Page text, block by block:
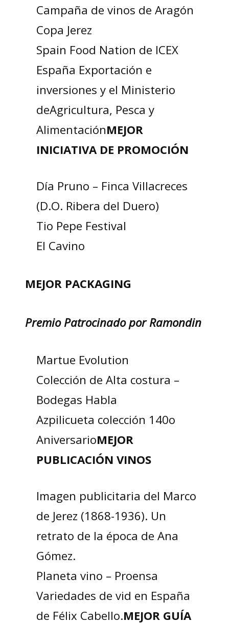
Campaña de vinos de Aragón
Copa Jerez
Spain Food Nation de ICEX
España Exportación e
inversiones y el Ministerio
deAgricultura, Pesca y
AlimentaciónMEJOR
INICIATIVA DE PROMOCIÓN
Día Pruno – Finca Villacreces
(D.O. Ribera del Duero)
Tio Pepe Festival
El Cavino
MEJOR PACKAGING
Premio Patrocinado por Ramondin
Martue Evolution
Colección de Alta costura –
Bodegas Habla
Azpilicueta colección 140o
AniversarioMEJOR
PUBLICACIÓN VINOS
Imagen publicitaria del Marco
de Jerez (1868-1936). Un
retrato de la época de Ana
Gómez.
Planeta vino – Proensa
Variedades de vid en España
de Félix Cabello.MEJOR GUÍA